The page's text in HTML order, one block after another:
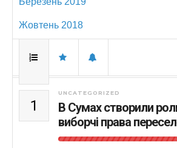
Жовтень 2018
1
UNCATEGORIZED
В Сумах створили
виборчі права